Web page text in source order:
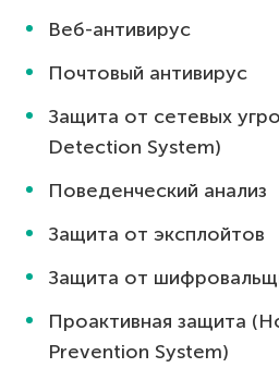
Веб-антивирус
Почтовый антивирус
Защита от сетевых
Detection System)
Поведенческий анализ
Защита от эксплойтов
Защита от
Проактивная защита
Prevention System)